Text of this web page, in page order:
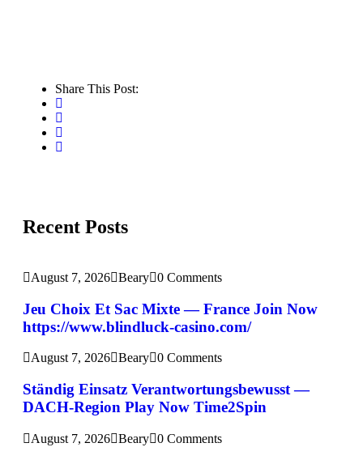
Share This Post:
Recent Posts
August 7, 2026 Beary 0 Comments
Jeu Choix Et Sac Mixte — France Join Now
https://www.blindluck-casino.com/
August 7, 2026 Beary 0 Comments
Ständig Einsatz Verantwortungsbewusst —
DACH-Region Play Now Time2Spin
August 7, 2026 Beary 0 Comments